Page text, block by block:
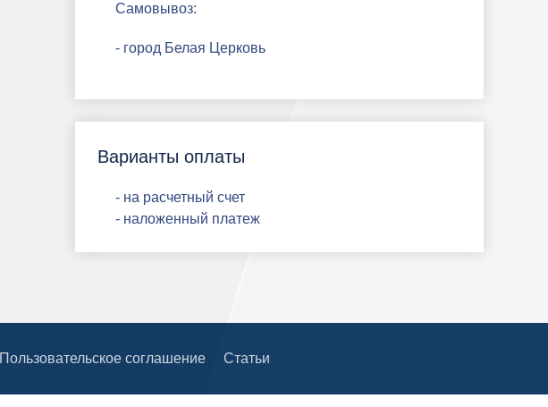
Самовывоз:
- город Белая Церковь
Варианты оплаты
- на расчетный счет
- наложенный платеж
Пользовательское соглашение Статьи